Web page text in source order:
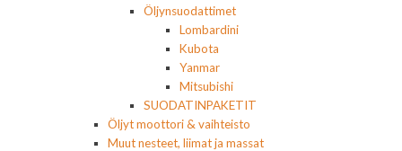
Öljynsuodattimet
Lombardini
Kubota
Yanmar
Mitsubishi
SUODATINPAKETIT
Öljyt moottori & vaihteisto
Muut nesteet, liimat ja massat